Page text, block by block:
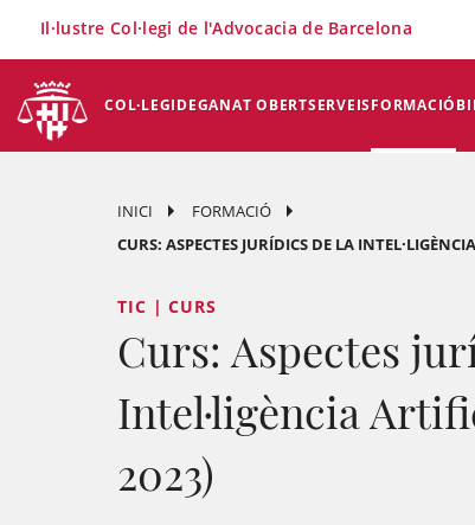
COL·LEGIDEGANAT OBERTSERVEISFORMACIÓ
Il·lustre Col·legi de l'Advocacia de Barcelona
INICI
FORMACIÓ
CURS: ASPECTES JURÍDICS DE LA
TIC | CURS
Curs: Aspectes
Intel·ligència
2023)